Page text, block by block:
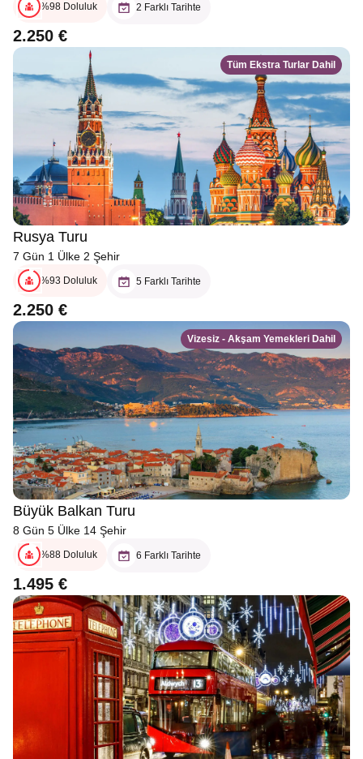
%98 Doluluk 2 Farklı Tarihte
2.250 €
Tüm Ekstra Turlar Dahil
Rusya Turu
7 Gün 1 Ülke 2 Şehir
%93 Doluluk 5 Farklı Tarihte
2.250 €
Vizesiz - Akşam Yemekleri Dahil
Büyük Balkan Turu
8 Gün 5 Ülke 14 Şehir
%88 Doluluk 6 Farklı Tarihte
1.495 €